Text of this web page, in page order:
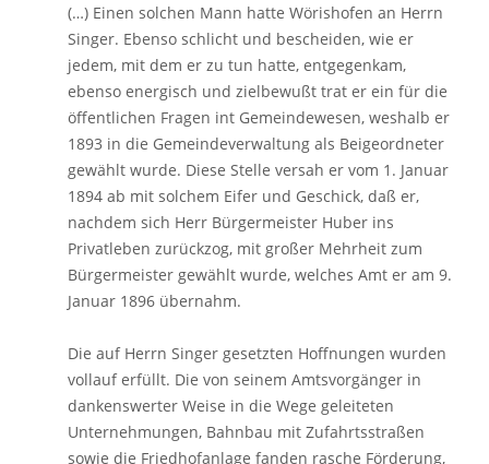
(…) Einen solchen Mann hatte Wörishofen an Herrn
Singer. Ebenso schlicht und bescheiden, wie er
jedem, mit dem er zu tun hatte, entgegenkam,
ebenso energisch und zielbewußt trat er ein für die
öffentlichen Fragen int Gemeindewesen, weshalb er
1893 in die Gemeindeverwaltung als Beigeordneter
gewählt wurde. Diese Stelle versah er vom 1. Januar
1894 ab mit solchem Eifer und Geschick, daß er,
nachdem sich Herr Bürgermeister Huber ins
Privatleben zurückzog, mit großer Mehrheit zum
Bürgermeister gewählt wurde, welches Amt er am 9.
Januar 1896 übernahm.
Die auf Herrn Singer gesetzten Hoffnungen wurden
vollauf erfüllt. Die von seinem Amtsvorgänger in
dankenswerter Weise in die Wege geleiteten
Unternehmungen, Bahnbau mit Zufahrtsstraßen
sowie die Friedhofanlage fanden rasche Förderung,